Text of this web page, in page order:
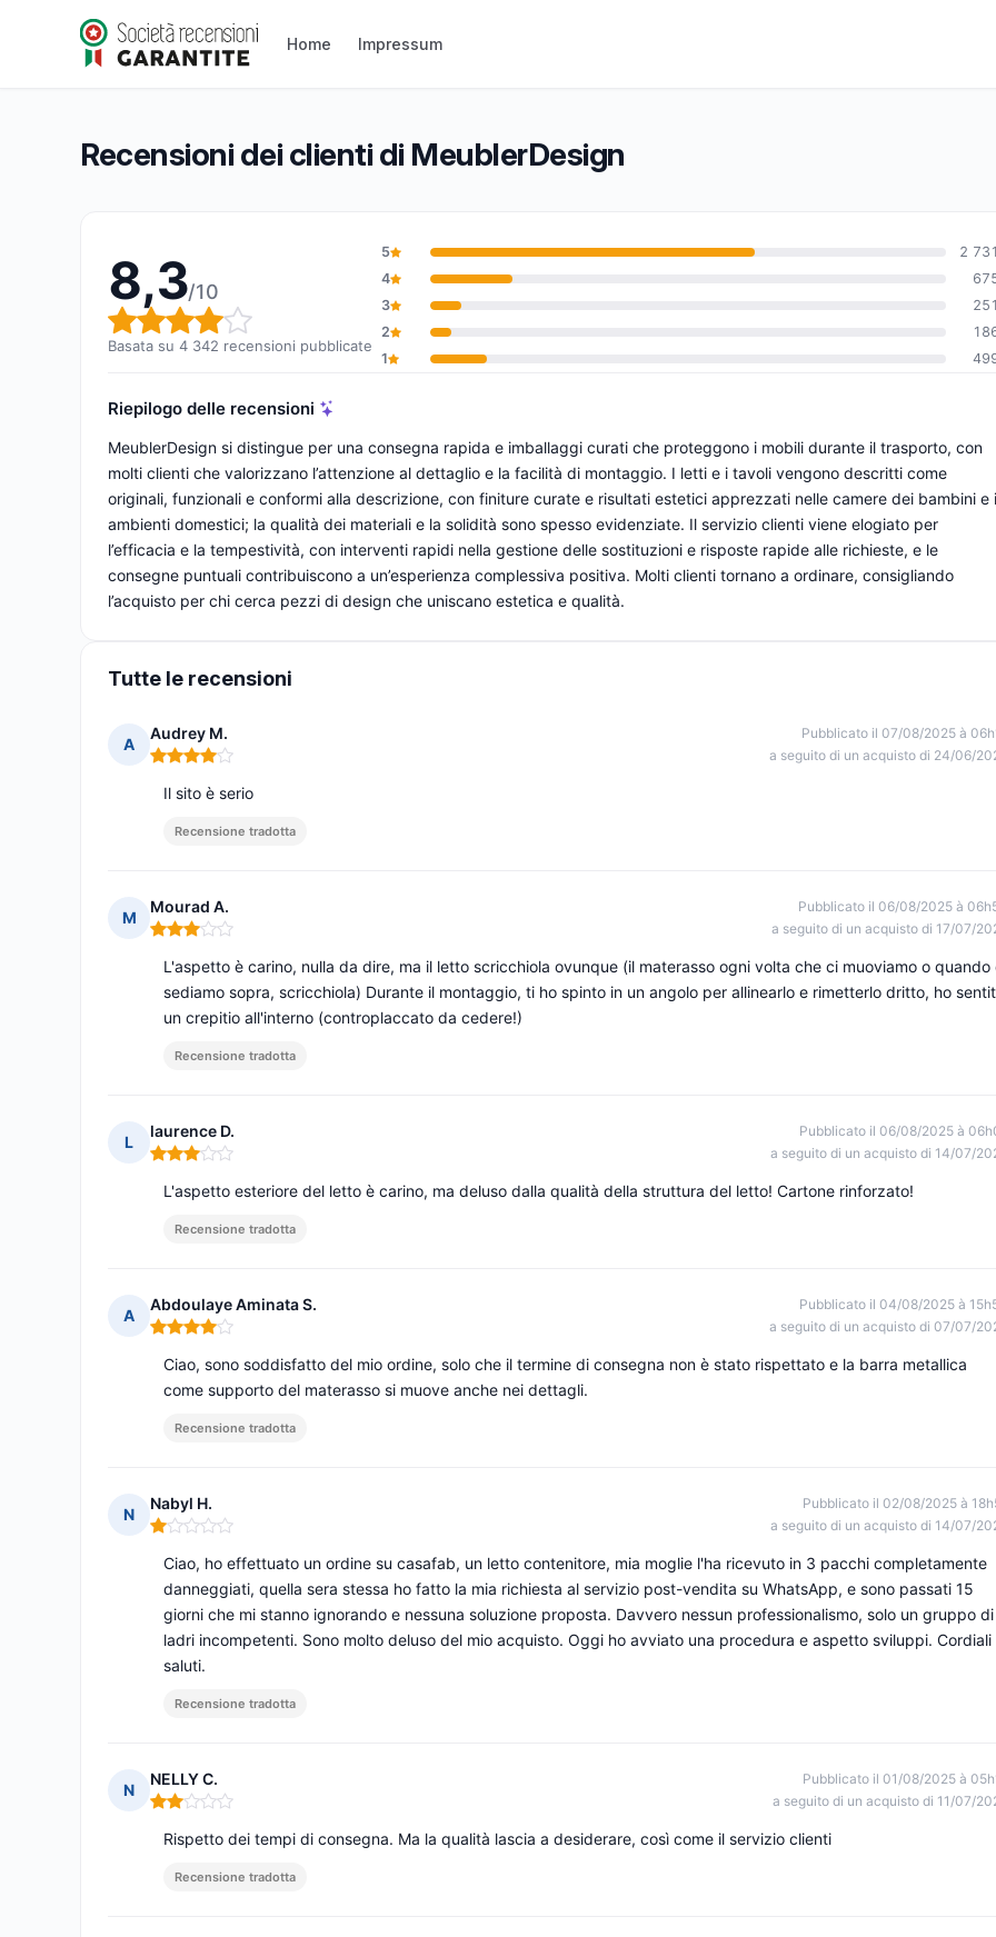
Home Impressum
MeublerDesign
Valutazione globale: 8,3 su 10
8,3/10(4 342 recensioni)
Recensioni dei clienti di MeublerDesign
8,3/10
Valutazione globale: 8,3 su 10
Basata su 4 342 recensioni pubblicate
5
2 731
4
3
251
2
1
Riepilogo delle recensioni
MeublerDesign si distingue per una consegna rapida e imballaggi curati che proteggono i mobili durante il trasporto, con
molti clienti che valorizzano l’attenzione al dettaglio e la facilità di montaggio. I letti e i tavoli vengono descritti come
originali, funzionali e conformi alla descrizione, con finiture curate e risultati estetici apprezzati nelle camere dei bambini e
ambienti domestici; la qualità dei materiali e la solidità sono spesso evidenziate. Il servizio clienti viene elogiato per
l’efficacia e la tempestività, con interventi rapidi nella gestione delle sostituzioni e risposte rapide alle richieste, e le
consegne puntuali contribuiscono a un’esperienza complessiva positiva. Molti clienti tornano a ordinare, consigliando
l’acquisto per chi cerca pezzi di design che uniscano estetica e qualità.
Tutte le recensioni
A
Audrey M.
Nota: 4 su 5
Pubblicato il 07/08/2025 à
a seguito di un acquisto di 24/06/
Il sito è serio
Recensione tradotta
M
Mourad A.
Nota: 3 su 5
Pubblicato il 06/08/2025 à
a seguito di un acquisto di 17/07/
L'aspetto è carino, nulla da dire, ma il letto scricchiola ovunque (il materasso ogni volta che ci muoviamo o quando
sediamo sopra, scricchiola) Durante il montaggio, ti ho spinto in un angolo per allinearlo e rimetterlo dritto, ho
un crepitio all'interno (controplaccato da cedere!)
Recensione tradotta
L
laurence D.
Nota: 3 su 5
Pubblicato il 06/08/2025 à
a seguito di un acquisto di 14/07/
L'aspetto esteriore del letto è carino, ma deluso dalla qualità della struttura del letto! Cartone rinforzato!
Recensione tradotta
A
Abdoulaye Aminata S.
Nota: 4 su 5
Pubblicato il 04/08/2025 à
a seguito di un acquisto di 07/07/
Ciao, sono soddisfatto del mio ordine, solo che il termine di consegna non è stato rispettato e la barra metallica
come supporto del materasso si muove anche nei dettagli.
Recensione tradotta
N
Nabyl H.
Nota: 1 su 5
Pubblicato il 02/08/2025 à
a seguito di un acquisto di 14/07/
Ciao, ho effettuato un ordine su casafab, un letto contenitore, mia moglie l'ha ricevuto in 3 pacchi completamente
danneggiati, quella sera stessa ho fatto la mia richiesta al servizio post-vendita su WhatsApp, e sono passati 15
giorni che mi stanno ignorando e nessuna soluzione proposta. Davvero nessun professionalismo, solo un gruppo di
ladri incompetenti. Sono molto deluso del mio acquisto. Oggi ho avviato una procedura e aspetto sviluppi. Cordiali
saluti.
Recensione tradotta
N
NELLY C.
Nota: 2 su 5
Pubblicato il 01/08/2025 à
a seguito di un acquisto di 11/07/
Rispetto dei tempi di consegna. Ma la qualità lascia a desiderare, così come il servizio clienti
Recensione tradotta